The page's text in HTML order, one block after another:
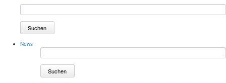
Suchen
News
Suchen